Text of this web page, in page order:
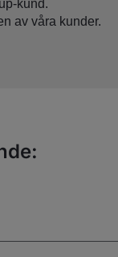
kund.
av våra kunder.